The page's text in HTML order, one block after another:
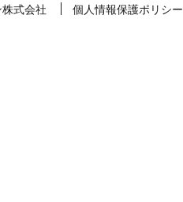
式会社 個人情報保護ポリシー